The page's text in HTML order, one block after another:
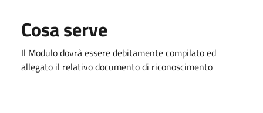
Cosa serve
Il Modulo dovrà essere debitamente compilato ed
allegato il relativo documento di riconoscimento